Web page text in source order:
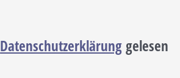
Datenschutzerklärunggelesen